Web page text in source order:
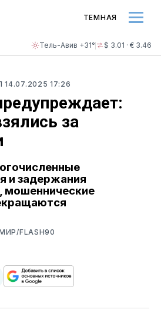
Тель-Авив +31° $ 3.01 · € 3.46
ТЕМНАЯ
14.07.2025 17:26
за
и задержания
мошеннические
FLASH90